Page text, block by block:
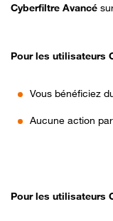
Cyberfiltre Avancé
Pour les utilisateurs
Vous bénéficiez
Aucune action
Pour les utilisateurs